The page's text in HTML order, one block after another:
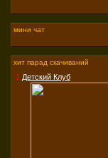
мини чат
хит парад скачиваний
1 Детский Клуб